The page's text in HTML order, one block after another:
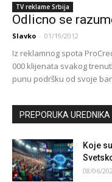
TV reklame Srbija
Odlicno se
Slavko - 01/19/2012
Iz reklamnog spota
000 klijenata svakog
punu podršku od svoje
PREPORUKA UREDNIKA
Koje
08/06/